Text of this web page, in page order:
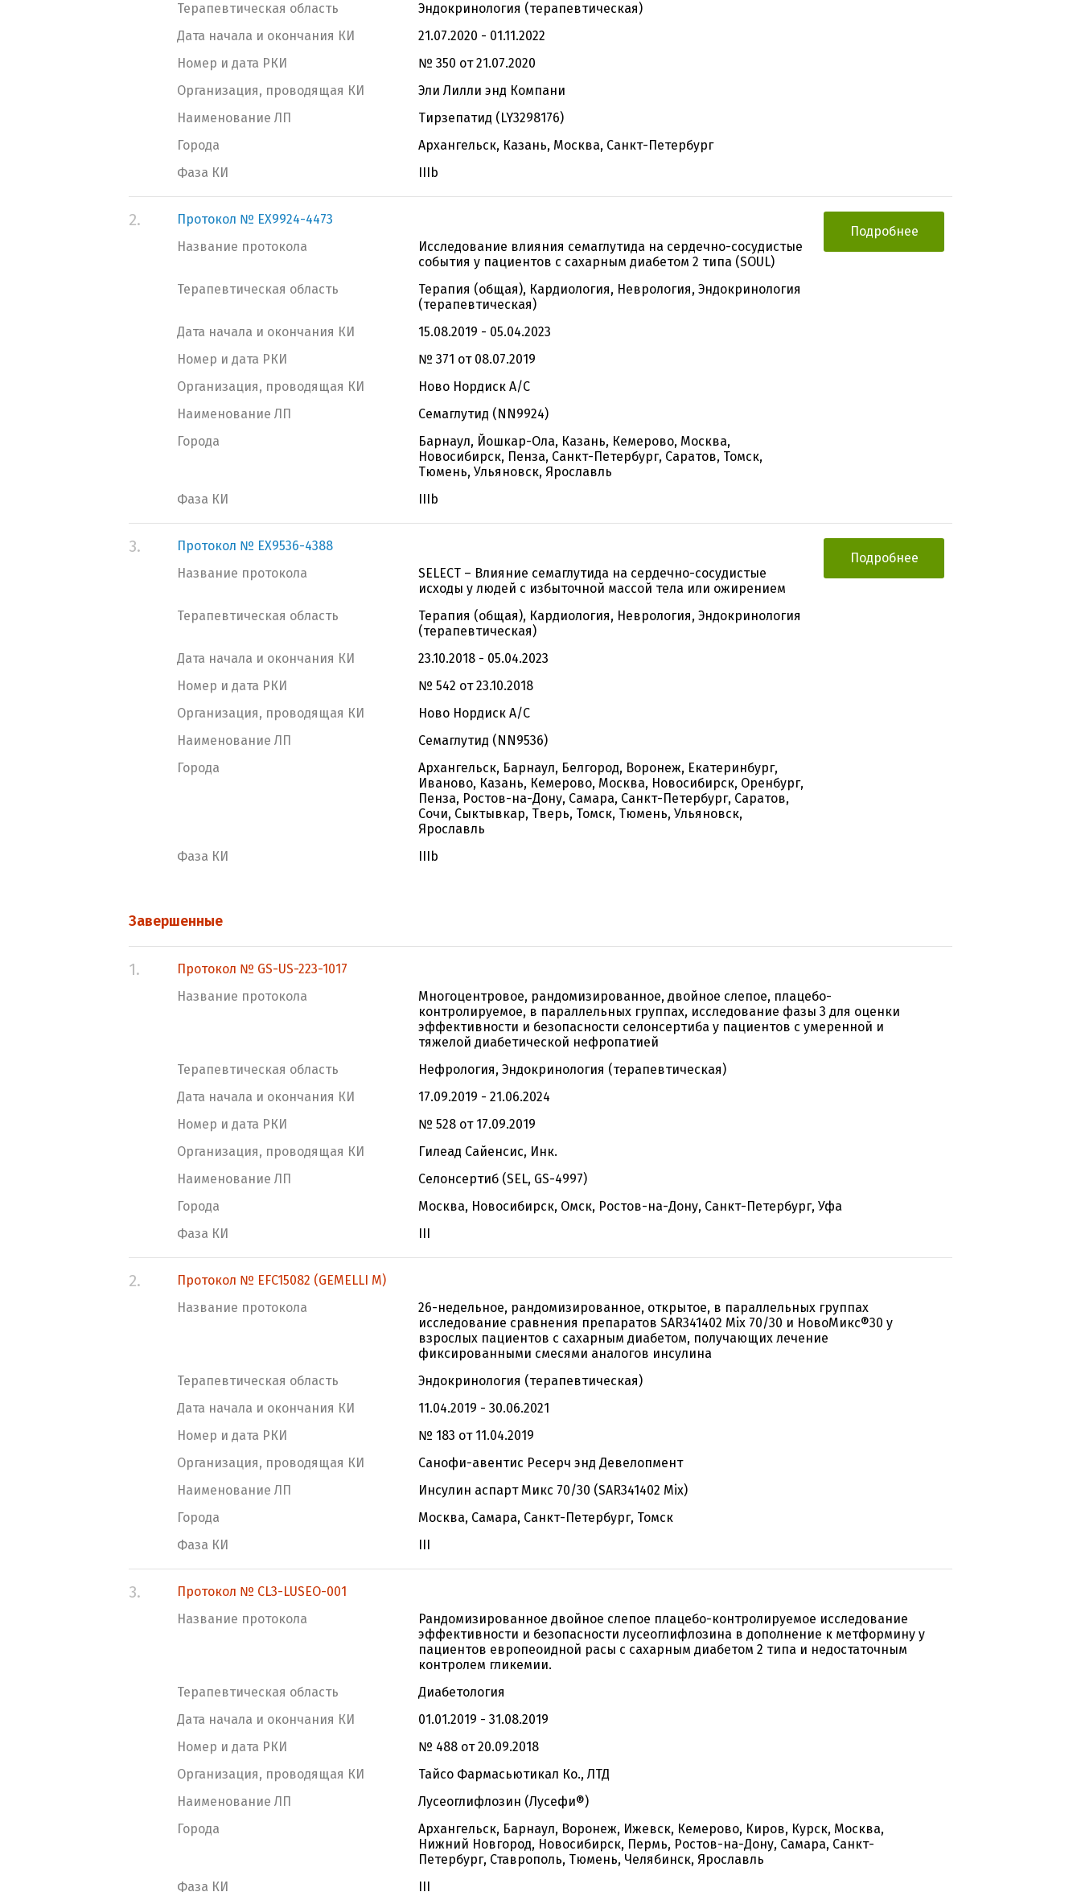
Терапевтическая область
Эндокринология (терапевтическая)
Дата начала и окончания КИ
21.07.2020 - 01.11.2022
Номер и дата РКИ
№ 350 от 21.07.2020
Организация, проводящая КИ
Эли Лилли энд Компани
Наименование ЛП
Тирзепатид (LY3298176)
Города
Архангельск, Казань, Москва, Санкт-Петербург
Фаза КИ
IIIb
2.
Протокол № EX9924-4473
Название протокола
Исследование влияния семаглутида на сердечно-сосудистые
события у пациентов с сахарным диабетом 2 типа (SOUL)
Терапевтическая область
Терапия (общая), Кардиология, Неврология, Эндокринология
(терапевтическая)
Дата начала и окончания КИ
15.08.2019 - 05.04.2023
Номер и дата РКИ
№ 371 от 08.07.2019
Организация, проводящая КИ
Ново Нордиск А/С
Наименование ЛП
Семаглутид (NN9924)
Города
Барнаул, Йошкар-Ола, Казань, Кемерово, Москва,
Новосибирск, Пенза, Санкт-Петербург, Саратов, Томск,
Тюмень, Ульяновск, Ярославль
Фаза КИ
IIIb
Подробнее
3.
Протокол № EX9536-4388
Название протокола
SELECT – Влияние семаглутида на сердечно-сосудистые
исходы у людей с избыточной массой тела или ожирением
Терапевтическая область
Терапия (общая), Кардиология, Неврология, Эндокринология
(терапевтическая)
Дата начала и окончания КИ
23.10.2018 - 05.04.2023
Номер и дата РКИ
№ 542 от 23.10.2018
Организация, проводящая КИ
Ново Нордиск А/С
Наименование ЛП
Семаглутид (NN9536)
Города
Архангельск, Барнаул, Белгород, Воронеж, Екатеринбург,
Иваново, Казань, Кемерово, Москва, Новосибирск, Оренбург,
Пенза, Ростов-на-Дону, Самара, Санкт-Петербург, Саратов,
Сочи, Сыктывкар, Тверь, Томск, Тюмень, Ульяновск,
Ярославль
Фаза КИ
IIIb
Подробнее
Завершенные
1.
Протокол № GS-US-223-1017
Название протокола
Многоцентровое, рандомизированное, двойное слепое, плацебо-
контролируемое, в параллельных группах, исследование фазы 3 для оценки
эффективности и безопасности селонсертиба у пациентов с умеренной и
тяжелой диабетической нефропатией
Терапевтическая область
Нефрология, Эндокринология (терапевтическая)
Дата начала и окончания КИ
17.09.2019 - 21.06.2024
Номер и дата РКИ
№ 528 от 17.09.2019
Организация, проводящая КИ
Гилеад Сайенсиc, Инк.
Наименование ЛП
Селонсертиб (SEL, GS-4997)
Города
Москва, Новосибирск, Омск, Ростов-на-Дону, Санкт-Петербург, Уфа
Фаза КИ
III
2.
Протокол № EFC15082 (GEMELLI M)
Название протокола
26-недельное, рандомизированное, открытое, в параллельных группах
исследование сравнения препаратов SAR341402 Mix 70/30 и НовоМикс®30 у
взрослых пациентов с сахарным диабетом, получающих лечение
фиксированными смесями аналогов инсулина
Терапевтическая область
Эндокринология (терапевтическая)
Дата начала и окончания КИ
11.04.2019 - 30.06.2021
Номер и дата РКИ
№ 183 от 11.04.2019
Организация, проводящая КИ
Санофи-авентис Ресерч энд Девелопмент
Наименование ЛП
Инсулин аспарт Микс 70/30 (SAR341402 Mix)
Города
Москва, Самара, Санкт-Петербург, Томск
Фаза КИ
III
3.
Протокол № CL3-LUSEO-001
Название протокола
Рандомизированное двойное слепое плацебо-контролируемое исследование
эффективности и безопасности лусеоглифлозина в дополнение к метформину у
пациентов европеоидной расы с сахарным диабетом 2 типа и недостаточным
контролем гликемии.
Терапевтическая область
Диабетология
Дата начала и окончания КИ
01.01.2019 - 31.08.2019
Номер и дата РКИ
№ 488 от 20.09.2018
Организация, проводящая КИ
Тайсо Фармасьютикал Ко., ЛТД
Наименование ЛП
Лусеоглифлозин (Лусефи®)
Города
Архангельск, Барнаул, Воронеж, Ижевск, Кемерово, Киров, Курск, Москва,
Нижний Новгород, Новосибирск, Пермь, Ростов-на-Дону, Самара, Санкт-
Петербург, Ставрополь, Тюмень, Челябинск, Ярославль
Фаза КИ
III